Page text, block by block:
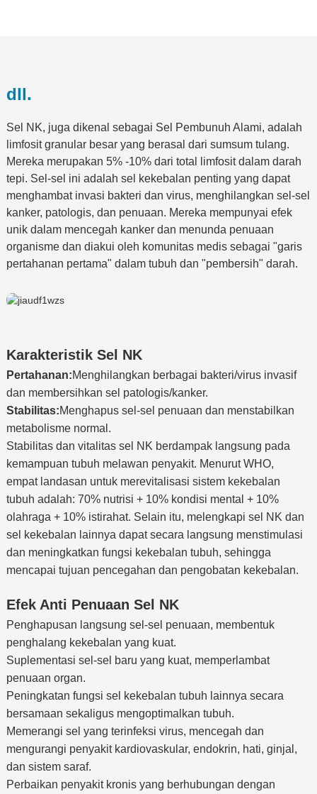
dll.
Sel NK, juga dikenal sebagai Sel Pembunuh Alami, adalah
limfosit granular besar yang berasal dari sumsum tulang.
Mereka merupakan 5% -10% dari total limfosit dalam darah
tepi. Sel-sel ini adalah sel kekebalan penting yang dapat
menghambat invasi bakteri dan virus, menghilangkan sel-sel
kanker, patologis, dan penuaan. Mereka mempunyai efek
unik dalam mencegah kanker dan menunda penuaan
organisme dan diakui oleh komunitas medis sebagai "garis
pertahanan pertama" dalam tubuh dan "pembersih" darah.
Karakteristik Sel NK
Pertahanan:Menghilangkan berbagai bakteri/virus invasif
dan membersihkan sel patologis/kanker.
Stabilitas:Menghapus sel-sel penuaan dan menstabilkan
metabolisme normal.
Stabilitas dan vitalitas sel NK berdampak langsung pada
kemampuan tubuh melawan penyakit. Menurut WHO,
empat landasan untuk merevitalisasi sistem kekebalan
tubuh adalah: 70% nutrisi + 10% kondisi mental + 10%
olahraga + 10% istirahat. Selain itu, melengkapi sel NK dan
sel kekebalan lainnya dapat secara langsung menstimulasi
dan meningkatkan fungsi kekebalan tubuh, sehingga
mencapai tujuan pencegahan dan pengobatan kekebalan.
Efek Anti Penuaan Sel NK
Penghapusan langsung sel-sel penuaan, membentuk
penghalang kekebalan yang kuat.
Suplementasi sel-sel baru yang kuat, memperlambat
penuaan organ.
Peningkatan fungsi sel kekebalan tubuh lainnya secara
bersamaan sekaligus mengoptimalkan tubuh.
Memerangi sel yang terinfeksi virus, mencegah dan
mengurangi penyakit kardiovaskular, endokrin, hati, ginjal,
dan sistem saraf.
Perbaikan penyakit kronis yang berhubungan dengan